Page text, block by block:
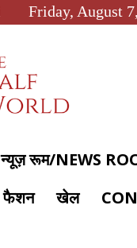
Friday, August
न्यूज़ रूम/NEWS
फैशन खेल